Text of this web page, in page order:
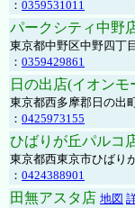
： 0359531011
パークシティ中野
東京都中野区中野四丁
： 0359429861
日の出店(イオンモ
東京都西多摩郡日の出
： 0425973155
ひばりが丘パルコ
東京都西東京市ひばり
： 0424388901
田無アスタ店 地図